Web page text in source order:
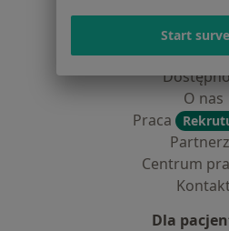
dane pozyskaliśmy
Polityka
Jak działają wyniki
O nas
Praca
Centrum
Dla
Start